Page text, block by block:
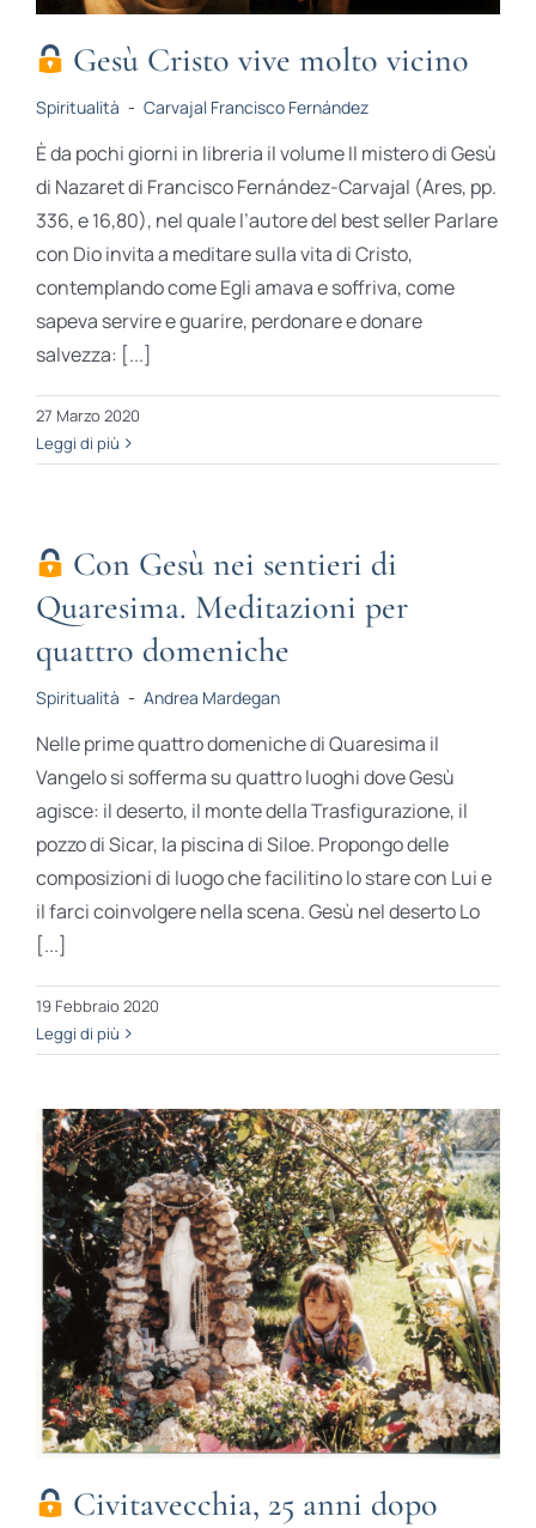
Gesù Cristo vive molto vicino
Spiritualità - Carvajal Francisco Fernández
È da pochi giorni in libreria il volume Il mistero di Gesù
di Nazaret di Francisco Fernández-Carvajal (Ares, pp.
336, e 16,80), nel quale l’autore del best seller Parlare
con Dio invita a meditare sulla vita di Cristo,
contemplando come Egli amava e soffriva, come
sapeva servire e guarire, perdonare e donare
salvezza: [...]
27 Marzo 2020
Leggi di più
Con Gesù nei sentieri di
Quaresima. Meditazioni per
quattro domeniche
Spiritualità - Andrea Mardegan
Nelle prime quattro domeniche di Quaresima il
Vangelo si sofferma su quattro luoghi dove Gesù
agisce: il deserto, il monte della Trasfigurazione, il
pozzo di Sicar, la piscina di Siloe. Propongo delle
composizioni di luogo che facilitino lo stare con Lui e
il farci coinvolgere nella scena. Gesù nel deserto Lo
[...]
19 Febbraio 2020
Leggi di più
Civitavecchia, 25 anni dopo